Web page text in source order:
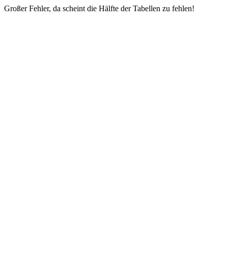
Großer Fehler, da scheint die Hälfte der Tabellen zu fehlen!